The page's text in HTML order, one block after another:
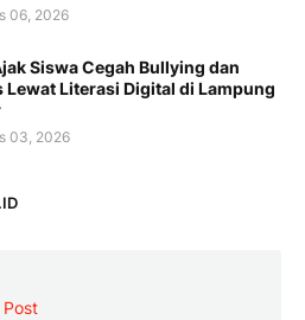
06, 2026
Siswa Cegah Bullying dan
Lewat Literasi Digital di Lampung
03, 2026